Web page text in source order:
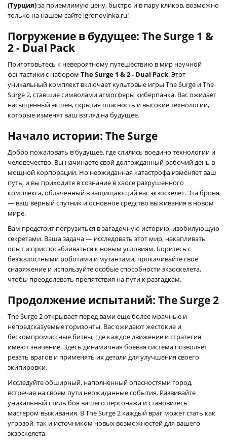
(Турция)за приемлимую цену, быстро и в пару кликов, возможно
только на нашем сайте igronovinka.ru!
Погружение в будущее: The Surge 1 &
2 - Dual Pack
Приготовьтесь к невероятному путешествию в мир научной
фантастики с набором The Surge 1 & 2 - Dual Pack. Этот
уникальный комплект включает культовые игры The Surge и The
Surge 2, ставшие символами атмосферы киберпанка. Вас ожидает
насыщенный экшен, скрытая опасность и высокие технологии,
которые изменят ваш взгляд на будущее.
Начало истории: The Surge
Добро пожаловать в будущее, где слились воедино технологии и
человечество. Вы начинаете свой долгожданный рабочий день в
мощной корпорации. Но неожиданная катастрофа изменяет ваш
путь, и вы приходите в сознание в хаосе разрушенного
комплекса, облаченный в защищающий вас экзоскелет. Эта броня
— ваш верный спутник и основное средство выживания в новом
мире.
Вам предстоит погрузиться в загадочную историю, изобилующую
секретами. Ваша задача — исследовать этот мир, накапливать
опыт и приспосабливаться к новым условиям. Боритесь с
безжалостными роботами и мутантами, прокачивайте свое
снаряжение и используйте особые способности экзоскелета,
чтобы преодолевать препятствия на пути к разгадкам.
Продолжение испытаний: The Surge 2
The Surge 2 открывает перед вами еще более мрачные и
непредсказуемые горизонты. Вас ожидают жестокие и
бескомпромиссные битвы, где каждое движение и стратегия
имеют значение. Здесь динамичная боевая система позволяет
резать врагов и применять их детали для улучшения своего
экипировки.
Исследуйте обширный, наполненный опасностями город,
встречая на своем пути неожиданные события. Развивайте
уникальный стиль боя вашего персонажа и становитесь
мастером выживания. В The Surge 2 каждый враг может стать как
угрозой, так и источником новых возможностей для вашего
экзоскелета.